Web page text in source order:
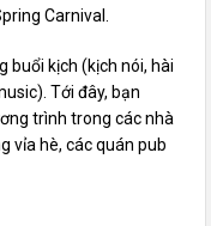
Carnival.
buổi kịch (kịch nói, hài
Tới đây, bạn
trình trong các nhà
vỉa hè, các quán pub